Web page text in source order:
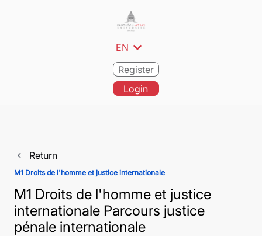
EN expand_more
Register
Login
navigate_before Return
M1 Droits de l'homme et justice internationale
M1 Droits de l'homme et justice
internationale Parcours justice
pénale internationale